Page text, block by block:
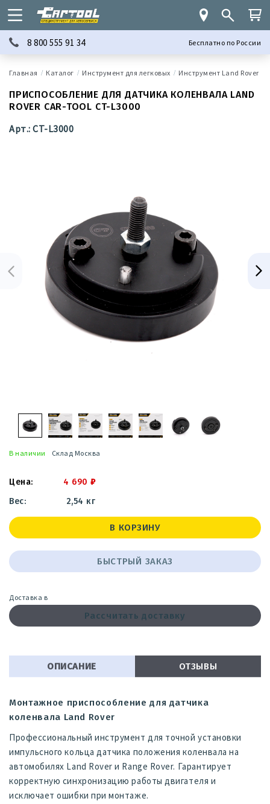
8 800 555 91 34 Бесплатно по России
Каталог Инструмент для легковых Инструмент Land Rover
ПРИСПОСОБЛЕНИЕ ДЛЯ ДАТЧИКА КОЛЕНВАЛА LAND
ROVER CAR-TOOL CT-L3000
Арт.: CT-L3000
4 690 ₽
2,54 кг
БЫСТРЫЙ ЗАКАЗ
В КОРЗИНУ
Склад Москва
В наличии
Доставка в
Рассчитать доставку
ОПИСАНИЕ ОТЗЫВЫ
Монтажное приспособление для датчика
коленвала Land Rover
Профессиональный инструмент для точной установки
импульсного кольца датчика положения коленвала на
автомобилях Land Rover и Range Rover. Гарантирует
корректную синхронизацию работы двигателя и
исключает ошибки при монтаже.